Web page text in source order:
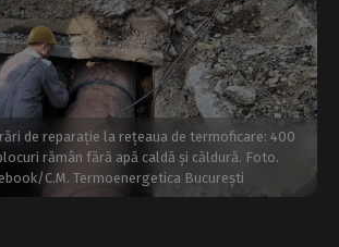
de reparație la rețeaua de termoficare: 400
rămân fără apă caldă și căldură. Foto.
C.M. Termoenergetica București